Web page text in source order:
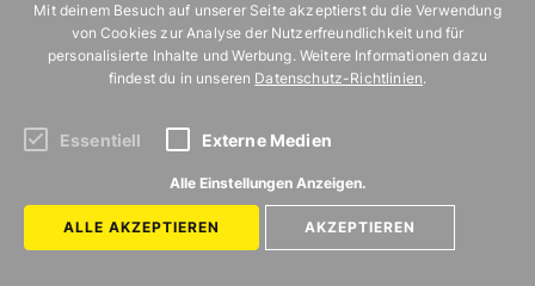
AUSFLUG
KARTE
REISE
Autor*innen
Vergnügen
Kontakt
Mediakit
Mit deinem Besuch auf unserer Seite akzeptierst du die Verwendung
von Cookies zur Analyse der Nutzerfreundlichkeit und für
personalisierte Inhalte und Werbung. Weitere Informationen dazu
findest du in unseren Datenschutz-Richtlinien.
Essentiell Externe Medien
Alle Einstellungen Anzeigen.
ALLE AKZEPTIEREN AKZEPTIEREN